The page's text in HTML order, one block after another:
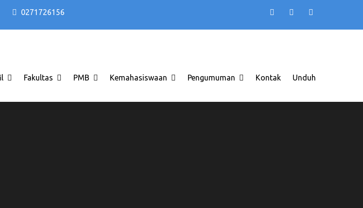
0271726156
Fakultas PMB Kemahasiswaan Pengumuman Kontak Unduh